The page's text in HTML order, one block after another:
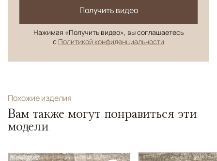
Получить видео
Нажимая «Получить видео», вы соглашаетесь
с Политикой конфиденциальности
Похожие изделия
Вам также могут понравиться эти
модели